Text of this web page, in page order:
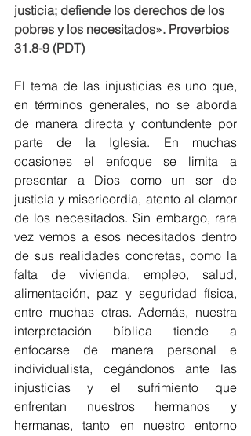
justicia; defiende los derechos de los
pobres y los necesitados». Proverbios
31.8-9 (PDT)
El tema de las injusticias es uno que,
en términos generales, no se aborda
de manera directa y contundente por
parte de la Iglesia. En muchas
ocasiones el enfoque se limita a
presentar a Dios como un ser de
justicia y misericordia, atento al clamor
de los necesitados. Sin embargo, rara
vez vemos a esos necesitados dentro
de sus realidades concretas, como la
falta de vivienda, empleo, salud,
alimentación, paz y seguridad física,
entre muchas otras. Además, nuestra
interpretación bíblica tiende a
enfocarse de manera personal e
individualista, cegándonos ante las
injusticias y el sufrimiento que
enfrentan nuestros hermanos y
hermanas, tanto en nuestro entorno